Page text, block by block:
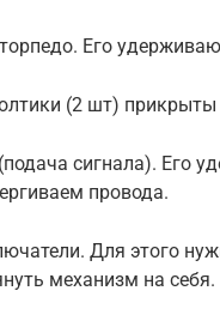
Его
(2 шт)
сигнала). Его
провода.
Для этого
механизм на себя.